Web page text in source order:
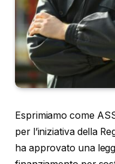
Esprimiamo come
per l’iniziativa della
ha approvato una